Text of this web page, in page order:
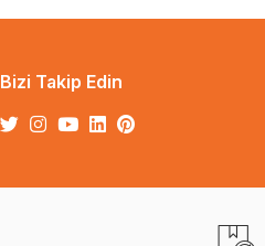
Bizi Takip Edin